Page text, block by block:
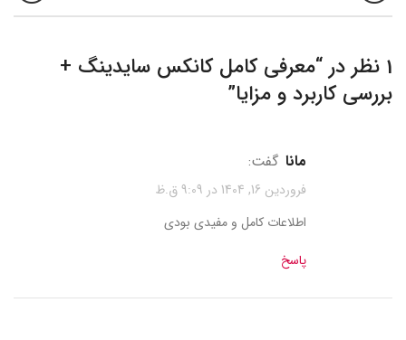
1 نظر در “
معرفی کامل کانکس سایدینگ +
بررسی کاربرد و مزایا”
مانا گفت:
فروردین 16, 1404 در 9:09 ق.ظ
اطلاعات کامل و مفیدی بودی
پاسخ